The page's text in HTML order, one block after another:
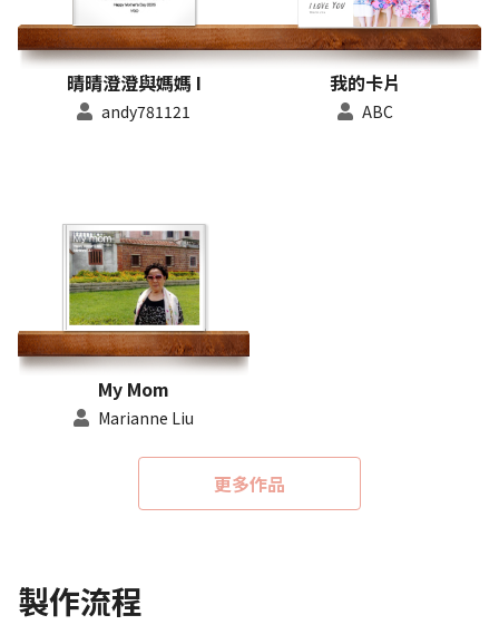
晴晴澄澄與媽媽 I
andy781121
我的卡片
ABC
My Mom
Marianne Liu
更多作品
製作流程